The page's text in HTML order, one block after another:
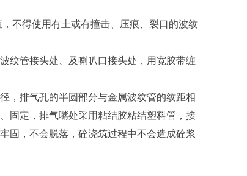
不得使用有土或有撞击、压痕、裂口的波纹
管接头处、及喇叭口接头处，用宽胶带缠
排气孔的半圆部分与金属波纹管的纹距相
固定，排气嘴处采用粘结胶粘结塑料管，接
固，不会脱落，砼浇筑过程中不会造成砼浆